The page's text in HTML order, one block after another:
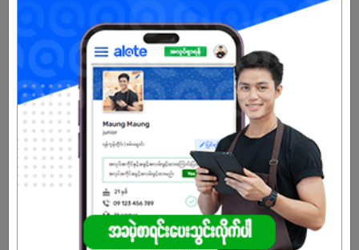
We are committed to harnessing the full potential of renewable
resourcesto create
a cleaner, more resilient energy ecosystem. Through cutting-
edge technology,
operational excellence, and a deep sense ofresponsibility to the
planet, we strive to
reduce carbon footprints, promote energy independence, and
empower a brighter
tomorrow for generations to come.
Already Expired
Don't have an account?